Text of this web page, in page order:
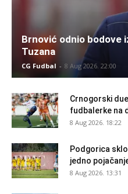
Brnović odnio bodove
Tuzana
CG Fudbal - 8 Aug 2026. 22:00
Crnogorski
fudbalerke na
8 Aug 2026. 18:22
Podgorica
jedno
8 Aug 2026. 13:31